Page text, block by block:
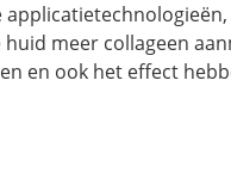
meer collageen
en ook het effect